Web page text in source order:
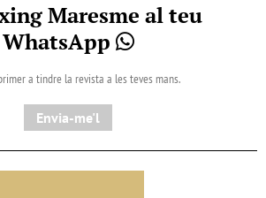
Maresme al teu
WhatsApp
a tindre la revista a les teves mans.
Envia-me'l